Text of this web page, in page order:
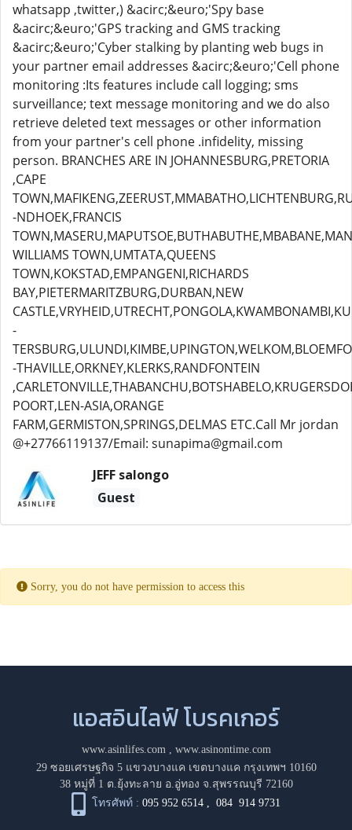
whatsapp ,twitter,) &acirc;&euro;'Spy base
&acirc;&euro;'GPS tracking and GMS tracking
&acirc;&euro;'Cyber stalking by planting web bugs in
your partner email addresses &acirc;&euro;'Cell phone
monitoring :Its features include call logging; sms
surveillance; text message monitoring and we do also
retrieve deleted text messages or other information
from your partner's cell phone .infidelity, missing
person. BRANCHES ARE IN JOHANNESBURG,PRETORIA
,CAPE
-NDHOEK,FRANCIS
WILLIAMS TOWN,UMTATA,QUEENS
TOWN,KOKSTAD,EMPANGENI,RICHARDS
BAY,PIETERMARITZBURG,DURBAN,NEW
-
-THAVILLE,ORKNEY,KLERKS,RANDFONTEIN
POORT,LEN-ASIA,ORANGE
FARM,GERMISTON,SPRINGS,DELMAS ETC.Call Mr jordan
@+27766119137/Email: sunapima@gmail.com
JEFF salongo
Guest
Sorry, you do not have permission to access this
แอสอินไลฟ์ โบรคเกอร์
www.asinlifes.com, www.asinontime.com
29 ซอยเศรษฐกิจ 5 แขวงบางแค เขตบางแค กรุงเทพฯ 10160
38 หมู่ที่ 1 ต.ยุ้งทะลาย อ.อู่ทอง จ.สุพรรณบุรี 72160
โทรศัพท์ : 095 952 6514 ,084 914 9731